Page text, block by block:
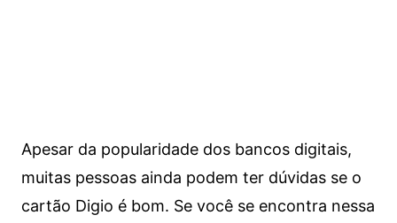
Apesar da popularidade dos bancos digitais,
muitas pessoas ainda podem ter dúvidas se o
cartão Digio é bom. Se você se encontra nessa